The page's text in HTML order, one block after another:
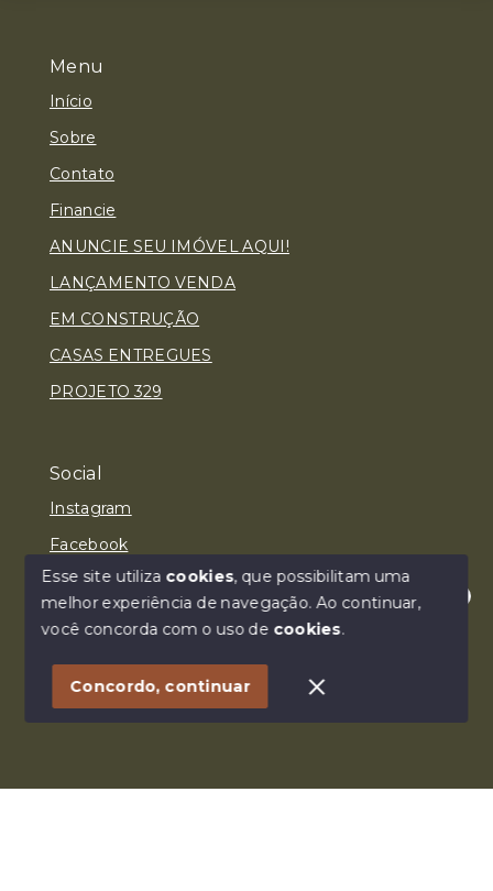
Olá! Estamos disponíveis para te ajudar.
Menu
Início
Sobre
Contato
Financie
ANUNCIE SEU IMÓVEL AQUI!
LANÇAMENTO VENDA
EM CONSTRUÇÃO
CASAS ENTREGUES
PROJETO 329
Social
Instagram
Facebook
© Copyright 2026 - SANTTO IMÓVEL LTDA. - Todos os
SITE PARA IMOBILIARIA
Esse site utiliza cookies, que possibilitam uma
melhor experiência de navegação.Ao continuar,
você concorda com o uso de cookies.
Concordo, continuar